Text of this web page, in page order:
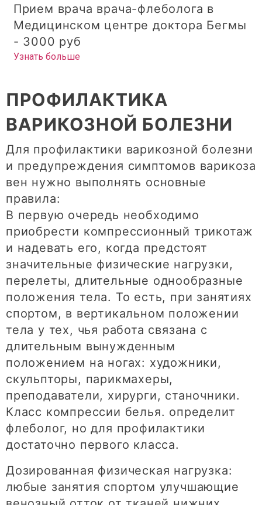
Прием врача врача-флеболога в
Медицинском центре доктора Бегмы
- 3000 руб
Узнать больше
ПРОФИЛАКТИКА
ВАРИКОЗНОЙ БОЛЕЗНИ
Для профилактики варикозной болезни
и предупреждения симптомов варикоза
вен нужно выполнять основные
правила:
В первую очередь необходимо
приобрести компрессионный трикотаж
и надевать его, когда предстоят
значительные физические нагрузки,
перелеты, длительные однообразные
положения тела. То есть, при занятиях
спортом, в вертикальном положении
тела у тех, чья работа связана с
длительным вынужденным
положением на ногах: художники,
скульпторы, парикмахеры,
преподаватели, хирурги, станочники.
Класс компрессии белья. определит
флеболог, но для профилактики
достаточно первого класса.
Дозированная физическая нагрузка:
любые занятия спортом улучшающие